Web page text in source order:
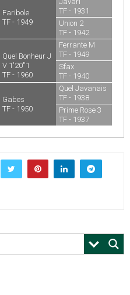
Faribole
TF - 1949
Quel Bonheur J
V 1'20''1
TF - 1960
Gabes
TF - 1950
TF - 1931
Union 2
TF - 1942
Ferrante M
TF - 1949
Sfax
TF - 1940
Quel Javanais
TF - 1938
Prime Rose 3
TF - 1937